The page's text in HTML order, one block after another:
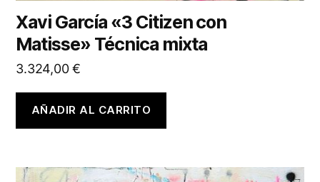
Xavi García «3 Citizen con
Matisse» Técnica mixta
3.324,00€
AÑADIR AL CARRITO